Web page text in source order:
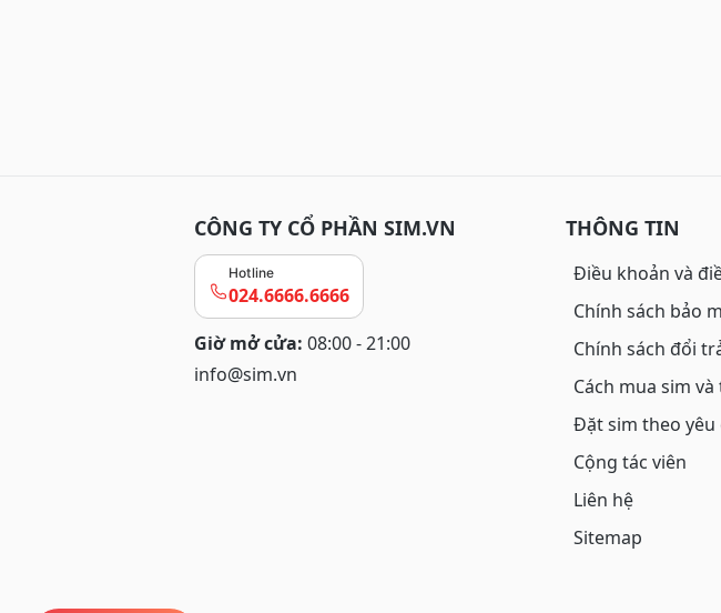
CÔNG TY CỔ PHẦN SIM.VN
Hotline
024.6666.6666
Giờ mở cửa: 08:00 - 21:00
info@sim.vn
THÔNG TIN
Điều khoản và
Chính sách bảo
Chính sách đổi
Cách mua sim
Đặt sim theo yêu
Cộng tác viên
Liên hệ
Sitemap